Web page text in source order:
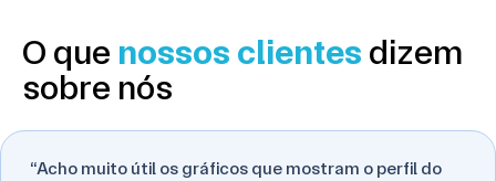
O que nossos clientes dizem
sobre nós
“Acho muito útil os gráficos que mostram o perfil do